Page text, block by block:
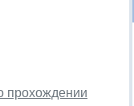
прохождении